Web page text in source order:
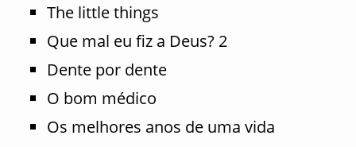
The little things
Que mal eu fiz a Deus? 2
Dente por dente
O bom médico
Os melhores anos de uma vida